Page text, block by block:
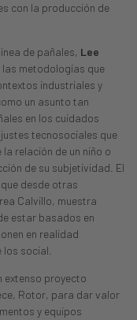
con la producción de
de pañales, Lee
metodologías que
industriales y
un asunto tan
en los cuidados
tecnosociales que
relación de un niño o
de su subjetividad. El
desde otras
Calvillo, muestra
estar basados en
en realidad
social.
extenso proyecto
Rotor, para dar valor
y equipos